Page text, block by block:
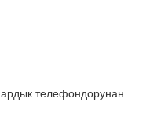
телефондорунан